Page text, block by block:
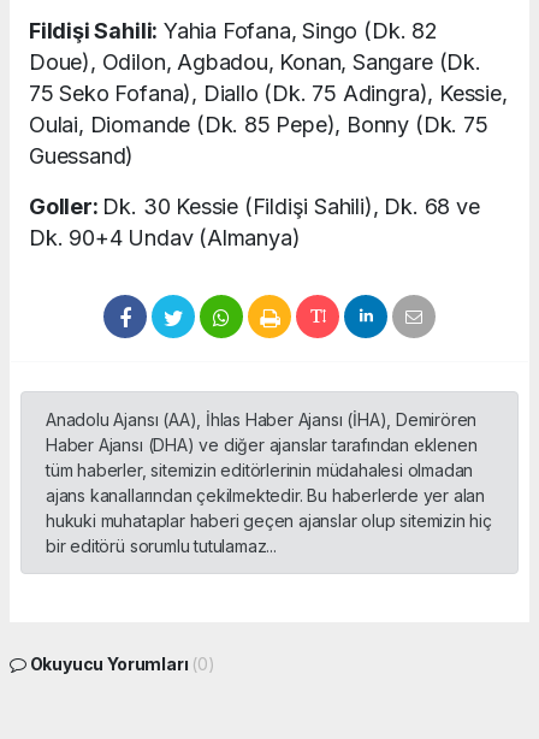
Fildişi Sahili: Yahia Fofana, Singo (Dk. 82
Doue), Odilon, Agbadou, Konan, Sangare (Dk.
75 Seko Fofana), Diallo (Dk. 75 Adingra), Kessie,
Oulai, Diomande (Dk. 85 Pepe), Bonny (Dk. 75
Guessand)
Goller: Dk. 30 Kessie (Fildişi Sahili), Dk. 68 ve
Dk. 90+4 Undav (Almanya)
Anadolu Ajansı (AA), İhlas Haber Ajansı (İHA), Demirören
Haber Ajansı (DHA) ve diğer ajanslar tarafından eklenen
tüm haberler, sitemizin editörlerinin müdahalesi olmadan
ajans kanallarından çekilmektedir. Bu haberlerde yer alan
hukuki muhataplar haberi geçen ajanslar olup sitemizin hiç
bir editörü sorumlu tutulamaz...
Okuyucu Yorumları (0)